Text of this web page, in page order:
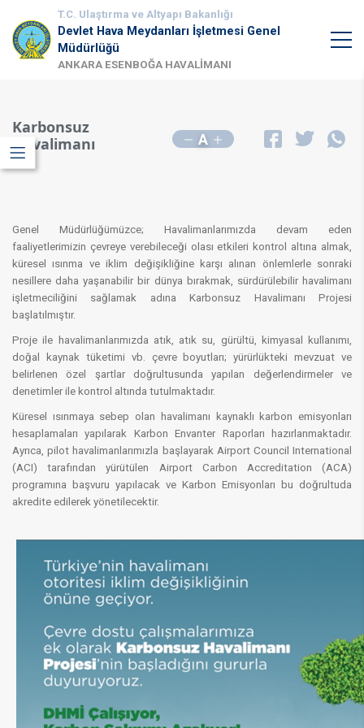
T.C. Ulaştırma ve Altyapı Bakanlığı
Devlet Hava Meydanları İşletmesi Genel
Müdürlüğü
ANKARA ESENBOĞA HAVALİMANI
Karbonsuz
Havalimanı
A
Genel Müdürlüğümüzce; Havalimanlarımızda devam eden
faaliyetlerimizin çevreye verebileceği olası etkileri kontrol altına almak,
küresel ısınma ve iklim değişikliğine karşı alınan önlemlerle sonraki
nesillere daha yaşanabilir bir dünya bırakmak, sürdürülebilir havalimanı
işletmeciliğini sağlamak adına Karbonsuz Havalimanı Projesi
başlatılmıştır.
Proje ile havalimanlarımızda atık, atık su, gürültü, kimyasal kullanımı,
doğal kaynak tüketimi vb. çevre boyutları; yürürlükteki mevzuat ve
belirlenen özel şartlar doğrultusunda yapılan değerlendirmeler ve
denetimler ile kontrol altında tutulmaktadır.
Küresel ısınmaya sebep olan havalimanı kaynaklı karbon emisyonları
hesaplamaları yapılarak Karbon Envanter Raporları hazırlanmaktadır.
Ayrıca, pilot havalimanlarımızla başlayarak Airport Council International
(ACI) tarafından yürütülen Airport Carbon Accreditation (ACA)
programına başvuru yapılacak ve Karbon Emisyonları bu doğrultuda
akredite edilerek yönetilecektir.